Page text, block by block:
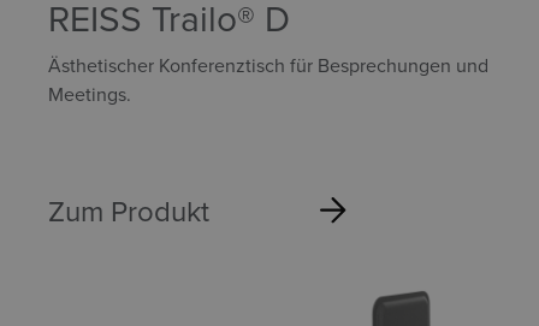
REISS Trailo® D
Ästhetischer Konferenztisch für Besprechungen und
Meetings.
Zum Produkt